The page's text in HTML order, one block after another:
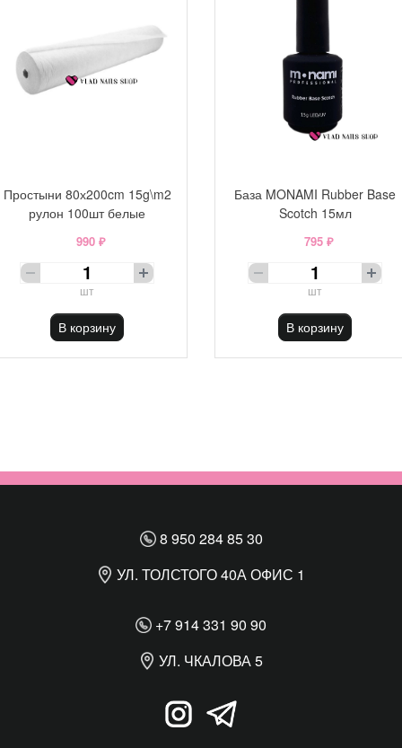
Простыни 80х200cm 15g\m2
рулон 100шт белые
990 ₽
шт
В корзину
База MONAMI Rubber Base
Scotch 15мл
795 ₽
шт
В корзину
8 950 284 85 30
УЛ. ТОЛСТОГО 40А ОФИС 1
+7 914 331 90 90
УЛ. ЧКАЛОВА 5